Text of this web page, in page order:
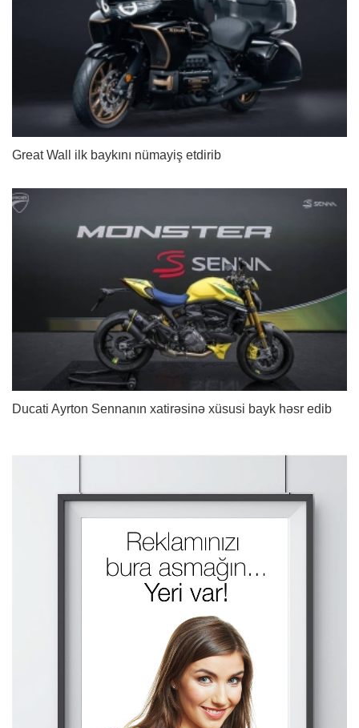
Great Wall ilk baykını nümayiş etdirib
Ducati Ayrton Sennanın xatirəsinə xüsusi bayk həsr edib